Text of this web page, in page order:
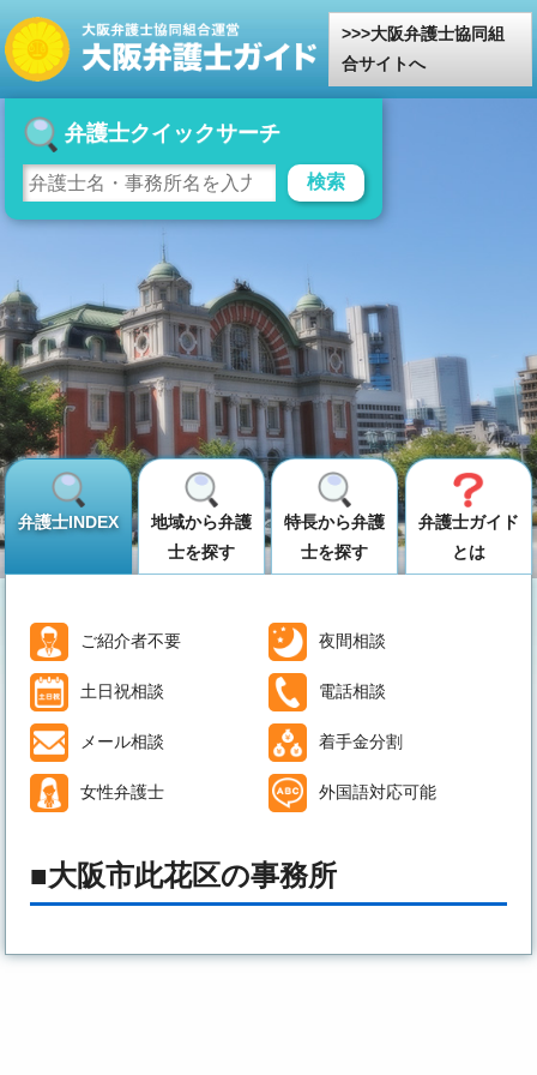
大阪弁護士協同組
合サイトへ
弁護士クイックサーチ
検索
弁護士INDEX
地域から弁護
士を探す
特長から弁護
士を探す
弁護士ガイド
とは
ご紹介者不要 夜間相談
土日祝相談 電話相談
メール相談 着手金分割
女性弁護士 外国語対応可能
大阪市此花区の事務所